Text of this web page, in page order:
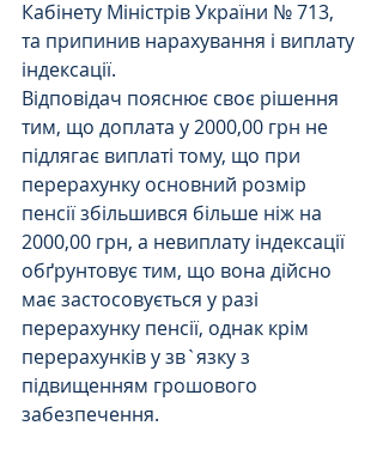
Кабінету Міністрів України № 713,
та припинив нарахування і виплату
індексації.
Відповідач пояснює своє рішення
тим, що доплата у 2000,00 грн не
підлягає виплаті тому, що при
перерахунку основний розмір
пенсії збільшився більше ніж на
2000,00 грн, а невиплату індексації
обґрунтовує тим, що вона дійсно
має застосовується у разі
перерахунку пенсії, однак крім
перерахунків у зв`язку з
підвищенням грошового
забезпечення.